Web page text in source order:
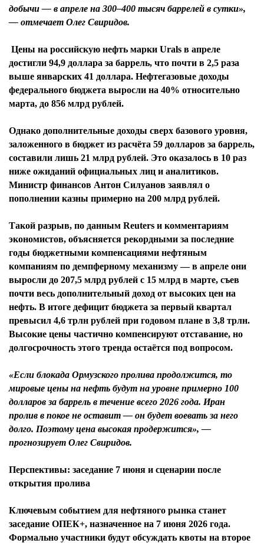
добычи — в апреле на 300–400 тысяч баррелей в сутки»,
— отмечает Олег Свиридов.
Цены на российскую нефть марки Urals в апреле
достигли 94,9 доллара за баррель, что почти в 2,5 раза
выше январских 41 доллара. Нефтегазовые доходы
федерального бюджета выросли на 40% относительно
марта, до 856 млрд рублей.
Однако дополнительные доходы сверх базового уровня,
заложенного в бюджет из расчёта 59 долларов за баррель,
составили лишь 21 млрд рублей. Это оказалось в 10 раз
ниже ожиданий официальных лиц и аналитиков.
Министр финансов Антон Силуанов заявлял о
пополнении казны примерно на 200 млрд рублей.
Такой разрыв, по данным Reuters и комментариям
экономистов, объясняется рекордными за последние
годы бюджетными компенсациями нефтяным
компаниям по демпферному механизму — в апреле они
выросли до 207,5 млрд рублей с 15 млрд в марте, съев
почти весь дополнительный доход от высоких цен на
нефть. В итоге дефицит бюджета за первый квартал
превысил 4,6 трлн рублей при годовом плане в 3,8 трлн.
Высокие цены частично компенсируют отставание, но
долгосрочность этого тренда остаётся под вопросом.
«Если блокада Ормузского пролива продолжится, то
мировые цены на нефть будут на уровне примерно 100
долларов за баррель в течение всего 2026 года. Иран
пролив в покое не оставит — он будет воевать за него
долго. Поэтому цена высокая продержится», —
прогнозирует Олег Свиридов.
Перспективы: заседание 7 июня и сценарии после
открытия пролива
Ключевым событием для нефтяного рынка станет
заседание ОПЕК+, назначенное на 7 июня 2026 года.
Формально участники будут обсуждать квоты на второе